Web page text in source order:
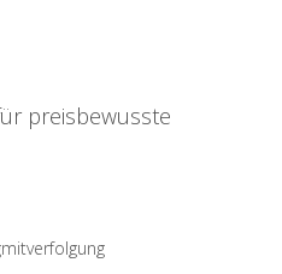
preisbewusste